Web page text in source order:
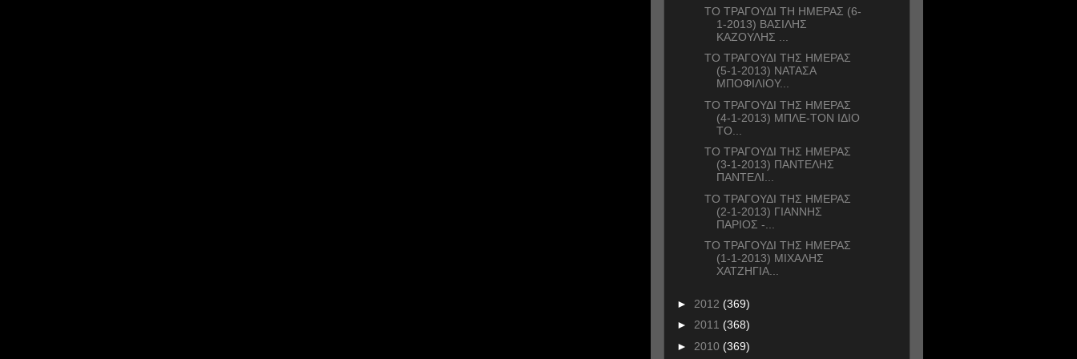
ΤΟ ΤΡΑΓΟΥΔΙ ΤΗ ΗΜΕΡΑΣ (6-
1-2013) ΒΑΣΙΛΗΣ
ΚΑΖΟΥΛΗΣ ...
ΤΟ ΤΡΑΓΟΥΔΙ ΤΗΣ ΗΜΕΡΑΣ
(5-1-2013) ΝΑΤΑΣΑ
ΜΠΟΦΙΛΙΟΥ...
ΤΟ ΤΡΑΓΟΥΔΙ ΤΗΣ ΗΜΕΡΑΣ
(4-1-2013) ΜΠΛΕ-ΤΟΝ ΙΔΙΟ
ΤΟ...
ΤΟ ΤΡΑΓΟΥΔΙ ΤΗΣ ΗΜΕΡΑΣ
(3-1-2013) ΠΑΝΤΕΛΗΣ
ΠΑΝΤΕΛΙ...
ΤΟ ΤΡΑΓΟΥΔΙ ΤΗΣ ΗΜΕΡΑΣ
(2-1-2013) ΓΙΑΝΝΗΣ
ΠΑΡΙΟΣ -...
ΤΟ ΤΡΑΓΟΥΔΙ ΤΗΣ ΗΜΕΡΑΣ
(1-1-2013) ΜΙΧΑΛΗΣ
ΧΑΤΖΗΓΙΑ...
► 2012 (369)
► 2011 (368)
► 2010 (369)